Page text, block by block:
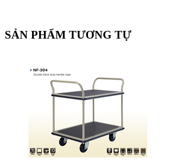
SẢN PHẨM TƯƠNG TỰ